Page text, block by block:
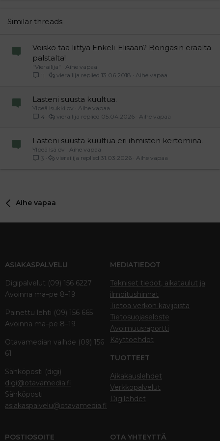
26
Similar threads
Voisko tää liittyä Enkeli-Elisaan? Bongasin eräältä
palstalta!
"Vierailija"
Aihe vapaa
11
Aihe vapaa
13.06.2018
vierailija
Lasteni suusta kuultua.
Ylpeä Isukki ov
Aihe vapaa
4
Aihe vapaa
05.04.2026
vierailija
Lasteni suusta kuultua eri ihmisten kertomina.
Ylpeä Isä ov
Aihe vapaa
3
Aihe vapaa
31.03.2026
vierailija
Aihe vapaa
ASIAKASPALVELU
Digipalvelut (09) 156 6227
Avoinna ma–pe 8–19
Painettu lehti (09) 156 665
Avoinna ma–pe 8–19
Otavamedian vaihde (09) 156
61
Sähköposti (digi)
digi@otavamedia.fi
Sähköposti
asiakaspalvelu@otavamedia.fi
MEDIATIEDOT
Tekniset tiedot, aikataulut ja
ilmoitushinnat
Tietoa verkon kävijöistä
Tietosuojaseloste
Avoimuusraportti
Käyttöehdot
TUOTTEET
Aikakauslehdet
Verkkopalvelut
Digilehdet
POSTIOSOITE OTA YHTEYTTÄ